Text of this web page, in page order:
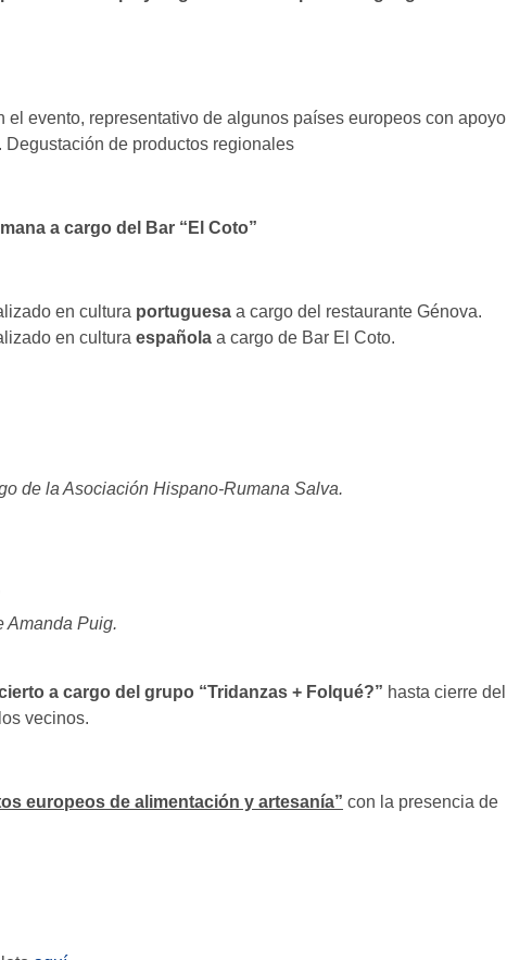
el evento, representativo de algunos países europeos con apoyo
de productos regionales
a cargo del Bar “El Coto”
en cultura portuguesa a cargo del restaurante Génova.
en cultura española a cargo de Bar El Coto.
de la Asociación Hispano-Rumana Salva.
Amanda Puig.
a cargo del grupo “Tridanzas + Folqué?” hasta cierre del
vecinos.
europeos de alimentación y artesanía” con la presencia de